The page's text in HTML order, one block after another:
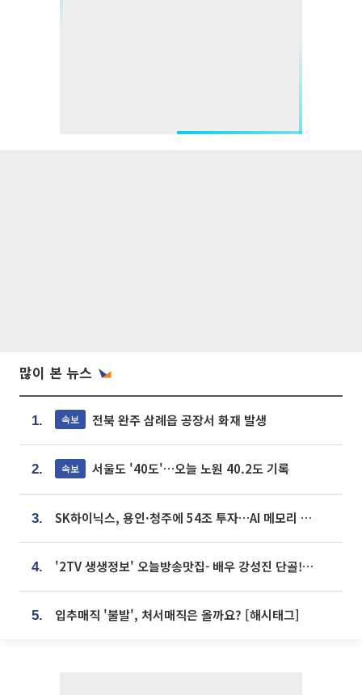
많이 본 뉴스
1. 속보 전북 완주 삼례읍 공장서 화재 발생
2. 속보 서울도 '40도'…오늘 노원 40.2도 기록
3. SK하이닉스, 용인·청주에 54조 투자…AI 메모리 생산기지 키운다
4. '2TV 생생정보' 오늘방송맛집- 배우 강성진 단골! 쌀국수ㆍ푸팟퐁 커리 맛집 '블○○○'
5. 입추매직 '불발', 처서매직은 올까요? [해시태그]